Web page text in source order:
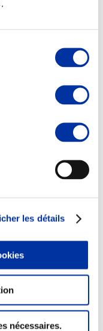
les détails
nécessaires.